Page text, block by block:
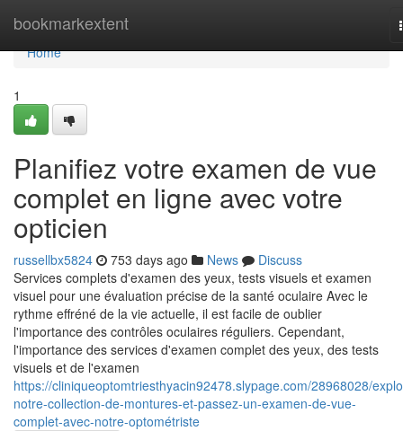
bookmarkextent
Home
Home
1
Planifiez votre examen de vue
complet en ligne avec votre
opticien
russellbx5824 753 days ago News
Discuss
Services complets d'examen des yeux, tests visuels et examen
visuel pour une évaluation précise de la santé oculaire Avec le
rythme effréné de la vie actuelle, il est facile de oublier
l'importance des contrôles oculaires réguliers. Cependant,
l'importance des services d'examen complet des yeux, des tests
visuels et de l'examen
https://cliniqueoptomtriesthyacin92478.slypage.com/28968028/
notre-collection-de-montures-et-passez-un-examen-de-vue-
complet-avec-notre-optométriste